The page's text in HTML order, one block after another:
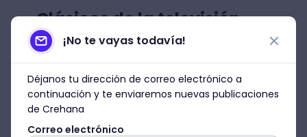
Clásicos de la televisión
Continuamos con una serie de bocetos
para que hagas a los personajes que te
acompañaron durante tu infancia.
Los Simpsons
¡No te vayas todavía!
Déjanos tu dirección de correo electrónico a
continuación y te enviaremos nuevas publicaciones
de Crehana
Correo electrónico